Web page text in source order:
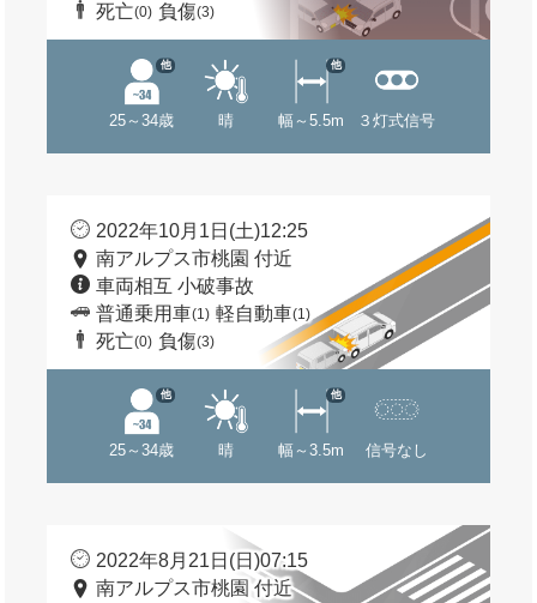
死亡(0) 負傷(3)
25～34歳
他
晴 幅～5.5m
他
３灯式信号
2022年10月1日(土)12:25
南アルプス市桃園 付近
車両相互 小破事故
普通乗用車(1) 軽自動車(1)
死亡(0) 負傷(3)
25～34歳
他
晴 幅～3.5m
他
信号なし
2022年8月21日(日)07:15
南アルプス市桃園 付近